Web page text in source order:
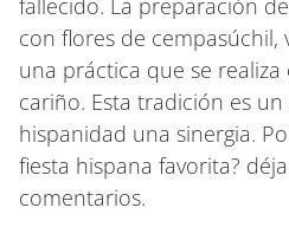
con flores de cempasúchil,
una práctica que se
cariño. Esta tradición es
hispanidad una sinergia.
fiesta hispana favorita?
comentarios.